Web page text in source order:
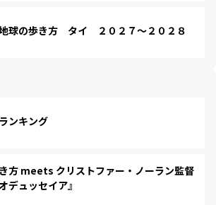
球の歩き方 タイ ２０２７～２０２８
ンキング
方 meets クリストファー・ノーラン監督
デュッセイア』